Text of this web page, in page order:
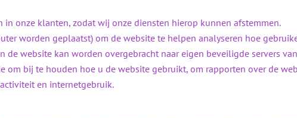
onze klanten, zodat wij onze diensten hierop kunnen afstemmen.
worden geplaatst) om de website te helpen analyseren hoe
website kan worden overgebracht naar eigen beveiligde servers
om bij te houden hoe u de website gebruikt, om rapporten over de
en internetgebruik.